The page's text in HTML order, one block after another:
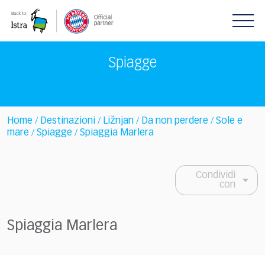
note:
Spiagge
Home / Destinazioni / Ližnjan / Da non perdere / Sole e
mare / Spiagge / Spiaggia Marlera
Condividi
con
Spiaggia Marlera